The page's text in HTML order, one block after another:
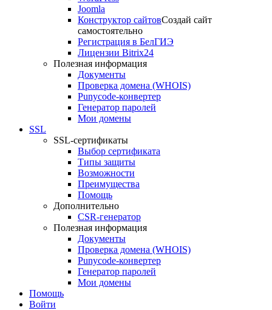
Joomla
Конструктор сайтовСоздай сайт
самостоятельно
Регистрация в БелГИЭ
Лицензии Bitrix24
Полезная информация
Документы
Проверка домена (WHOIS)
Punycode-конвертер
Генератор паролей
Мои домены
SSL
SSL-сертификаты
Выбор сертификата
Типы защиты
Возможности
Преимущества
Помощь
Дополнительно
CSR-генератор
Полезная информация
Документы
Проверка домена (WHOIS)
Punycode-конвертер
Генератор паролей
Мои домены
Помощь
Войти